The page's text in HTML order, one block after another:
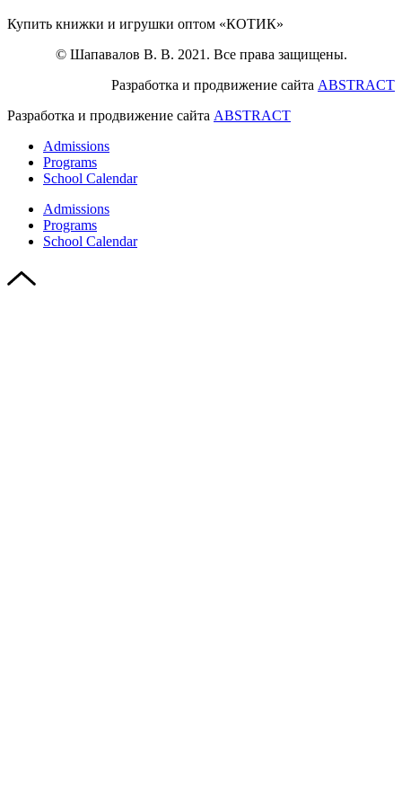
Купить книжки и игрушки оптом «КОТИК»
© Шапавалов В. В. 2021. Все права защищены.
Разработка и продвижение сайта ABSTRACT
Разработка и продвижение сайта ABSTRACT
Admissions
Programs
School Calendar
Admissions
Programs
School Calendar